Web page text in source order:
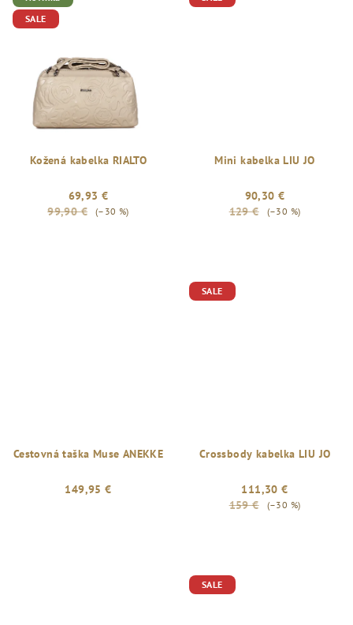
SALE
Kožená kabelka RIALTO
69,93 €
99,90 €
(–30 %)
Mini kabelka LIU JO
90,30 €
129 €
(–30 %)
Cestovná taška Muse ANEKKE
149,95 €
SALE
Crossbody kabelka LIU JO
111,30 €
159 €
(–30 %)
SALE